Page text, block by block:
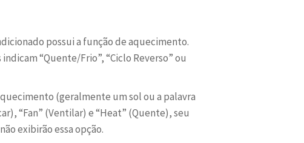
possui a função de aquecimento.
“Quente/Frio”, “Ciclo Reverso” ou
(geralmente um sol ou a palavra
“Fan” (Ventilar) e “Heat” (Quente), seu
exibirão essa opção.